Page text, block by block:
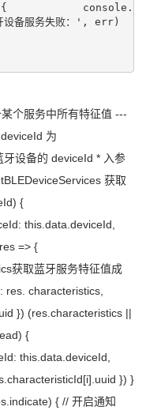
console.
备服务失败：', err)
个服务中所有特征值 ---
为
设备的 deviceId * 入参
获取
{
this.data.deviceId,
=> {
获取蓝牙服务特征值成
res. characteristics,
}) (res.characteristics ||
{
this.data.deviceId,
}) }
{ // 开启通知